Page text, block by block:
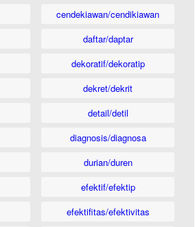
cendekiawan/cendikiawan
daftar/daptar
dekoratif/dekoratip
dekret/dekrit
detail/detil
diagnosis/diagnosa
durian/duren
efektif/efektip
efektifitas/efektivitas